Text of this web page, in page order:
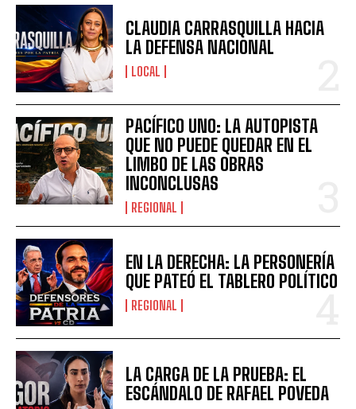
CLAUDIA CARRASQUILLA HACIA
LA DEFENSA NACIONAL
LOCAL
PACÍFICO UNO: LA AUTOPISTA
QUE NO PUEDE QUEDAR EN EL
LIMBO DE LAS OBRAS
INCONCLUSAS
REGIONAL
EN LA DERECHA: LA PERSONERÍA
QUE PATEÓ EL TABLERO POLÍTICO
REGIONAL
LA CARGA DE LA PRUEBA: EL
ESCÁNDALO DE RAFAEL POVEDA